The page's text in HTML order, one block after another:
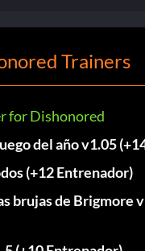
Trainers
for Dishonored
del año v1.05
(+12 Entrenador)
brujas de Brigmore